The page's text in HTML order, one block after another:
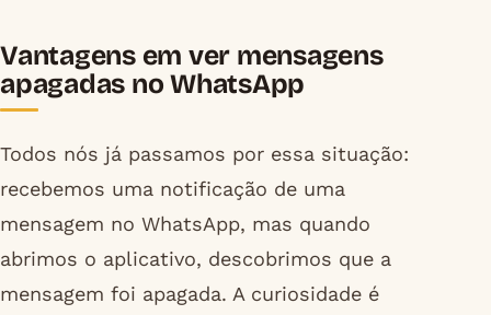
Vantagens em ver mensagens
apagadas no WhatsApp
Todos nós já passamos por essa situação:
recebemos uma notificação de uma
mensagem no WhatsApp, mas quando
abrimos o aplicativo, descobrimos que a
mensagem foi apagada. A curiosidade é